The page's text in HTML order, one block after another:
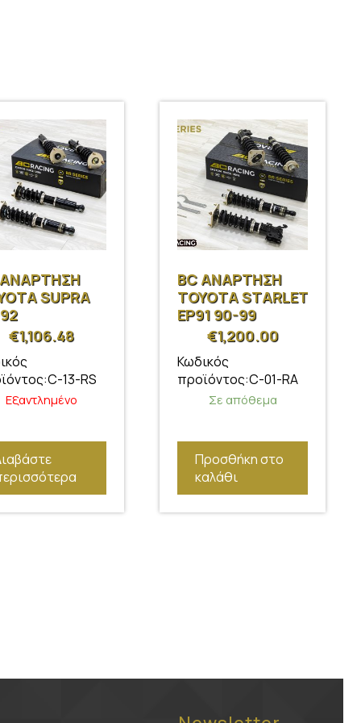
ΑΝΑΡΤΗΣΗ
SUPRA
€1,106.48
13-RS
Εξαντλημένο
BC ΑΝΑΡΤΗΣΗ
TOYOTA STARLET
EP91 90-99
€1,200.00
Κωδικός
προϊόντος:C-01-RA
Σε απόθεμα
Προσθήκη στο
καλάθι